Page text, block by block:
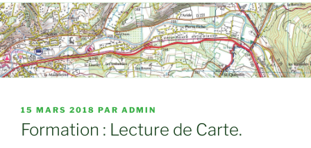
PUBLIÉ
LE
15 MARS 2018 PAR ADMIN
Formation : Lecture de Carte.